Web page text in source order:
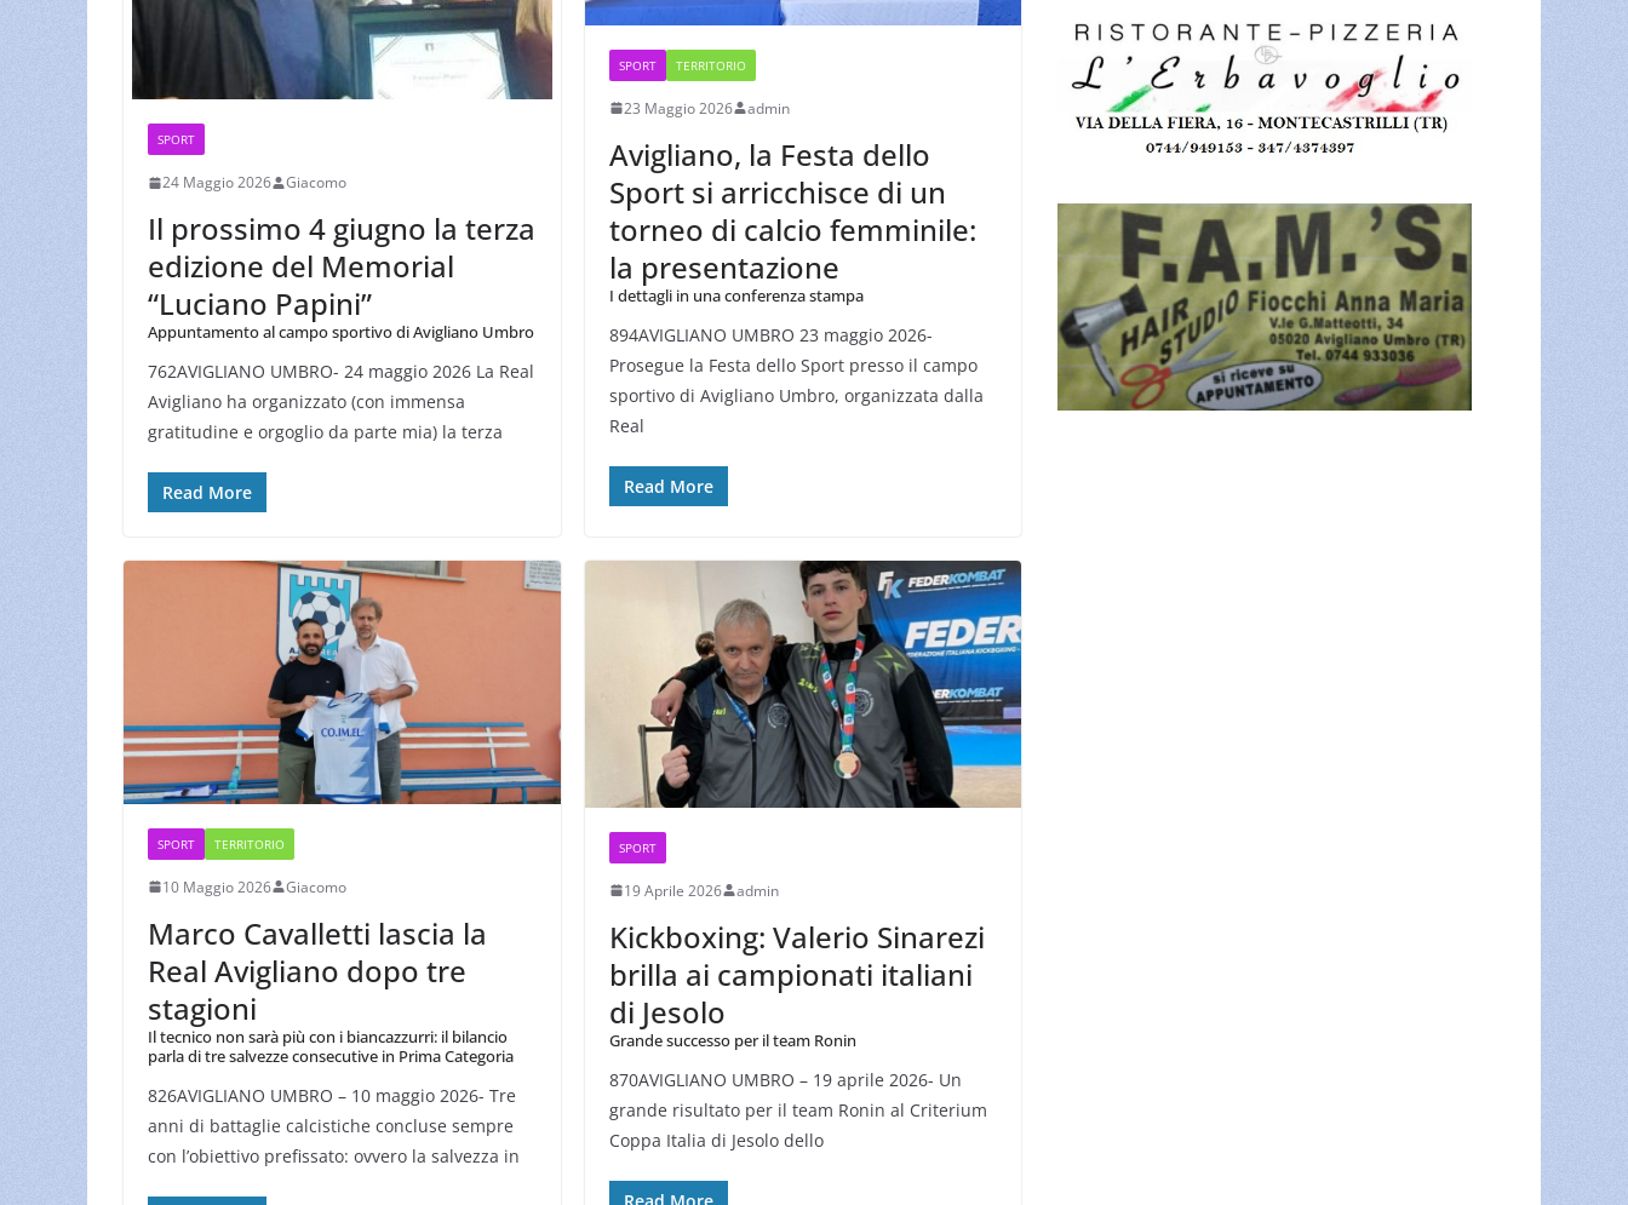
SPORT
24 Maggio 2026 Giacomo
Il prossimo 4 giugno la terza
edizione del Memorial
“Luciano Papini”
Appuntamento al campo sportivo di Avigliano Umbro
762AVIGLIANO UMBRO- 24 maggio 2026 La Real
Avigliano ha organizzato (con immensa
gratitudine e orgoglio da parte mia) la terza
Read More
SPORT TERRITORIO
23 Maggio 2026 admin
Avigliano, la Festa dello
Sport si arricchisce di un
torneo di calcio femminile:
la presentazione
I dettagli in una conferenza stampa
894AVIGLIANO UMBRO 23 maggio 2026-
Prosegue la Festa dello Sport presso il campo
sportivo di Avigliano Umbro, organizzata dalla
Real
Read More
SPORT TERRITORIO
10 Maggio 2026 Giacomo
Marco Cavalletti lascia la
Real Avigliano dopo tre
stagioni
Il tecnico non sarà più con i biancazzurri: il bilancio
parla di tre salvezze consecutive in Prima Categoria
826AVIGLIANO UMBRO – 10 maggio 2026- Tre
anni di battaglie calcistiche concluse sempre
con l’obiettivo prefissato: ovvero la salvezza in
SPORT
19 Aprile 2026 admin
Kickboxing: Valerio Sinarezi
brilla ai campionati italiani
di Jesolo
Grande successo per il team Ronin
870AVIGLIANO UMBRO – 19 aprile 2026- Un
grande risultato per il team Ronin al Criterium
Coppa Italia di Jesolo dello